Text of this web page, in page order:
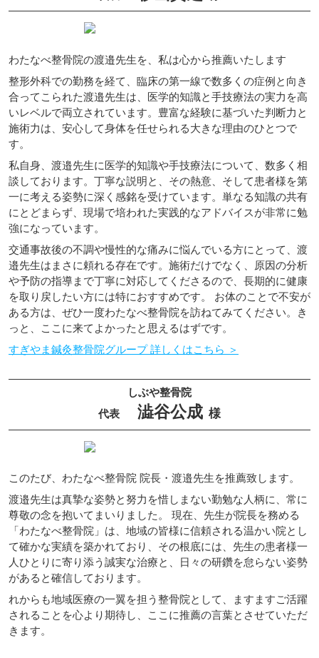
わたなべ整骨院の渡邉先生を、私は心から推薦いたします
整形外科での勤務を経て、臨床の第一線で数多くの症例と向き
合ってこられた渡邉先生は、医学的知識と手技療法の実力を高
いレベルで両立されています。豊富な経験に基づいた判断力と
施術力は、安心して身体を任せられる大きな理由のひとつで
す。
私自身、渡邉先生に医学的知識や手技療法について、数多く相
談しております。丁寧な説明と、その熱意、そして患者様を第
一に考える姿勢に深く感銘を受けています。単なる知識の共有
にとどまらず、現場で培われた実践的なアドバイスが非常に勉
強になっています。
交通事故後の不調や慢性的な痛みに悩んでいる方にとって、渡
邉先生はまさに頼れる存在です。施術だけでなく、原因の分析
や予防の指導まで丁寧に対応してくださるので、長期的に健康
を取り戻したい方には特におすすめです。 お体のことで不安が
ある方は、ぜひ一度わたなべ整骨院を訪ねてみてください。き
っと、ここに来てよかったと思えるはずです。
すぎやま鍼灸整骨院グループ 詳しくはこちら ＞
しぶや整骨院
代表
澁谷公成 様
このたび、わたなべ整骨院 院長・渡邉先生を推薦致します。
渡邉先生は真摯な姿勢と努力を惜しまない勤勉な人柄に、常に
尊敬の念を抱いてまいりました。 現在、先生が院長を務める
「わたなべ整骨院」は、地域の皆様に信頼される温かい院とし
て確かな実績を築かれており、その根底には、先生の患者様一
人ひとりに寄り添う誠実な治療と、日々の研鑽を怠らない姿勢
があると確信しております。
れからも地域医療の一翼を担う整骨院として、ますますご活躍
されることを心より期待し、ここに推薦の言葉とさせていただ
きます。